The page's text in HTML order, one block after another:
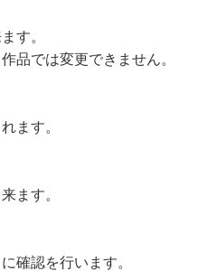
す。
品では変更できません。
ます。
ます。
確認を行います。